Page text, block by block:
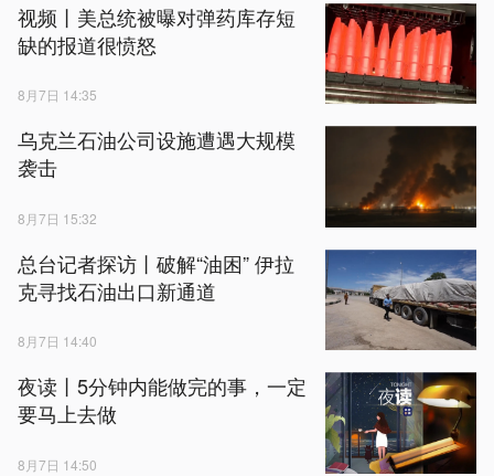
视频丨美总统被曝对弹药库存短
缺的报道很愤怒
8月7日 14:35
乌克兰石油公司设施遭遇大规模
袭击
8月7日 15:32
总台记者探访丨破解“油困” 伊拉
克寻找石油出口新通道
8月7日 14:40
夜读丨5分钟内能做完的事，一定
要马上去做
8月7日 14:50